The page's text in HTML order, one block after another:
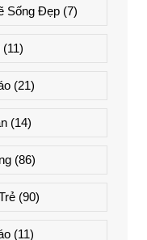
Sống Đẹp(7)
(11)
(21)
(14)
(86)
(90)
(11)